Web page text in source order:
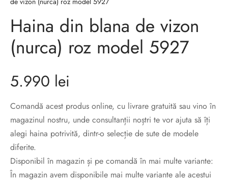
Haina din blana de vizon
(nurca) roz model 5927
5.990 lei
Comandă acest produs online, cu livrare gratuită sau vino în
magazinul nostru, unde consultanții noștri te vor ajuta să îți
alegi haina potrivită, dintr-o selecție de sute de modele
diferite.
Disponibil în magazin și pe comandă în mai multe variante:
În magazin avem disponibile mai multe variante ale acestui
de blana
blanuri (Fur SPA)